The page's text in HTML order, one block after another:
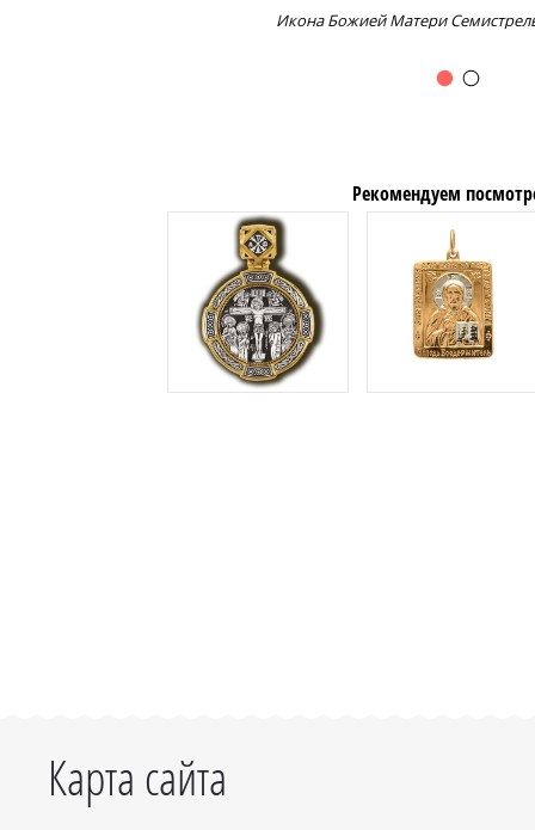
Икона Божией Матери
Рекомендуем
Карта сайта